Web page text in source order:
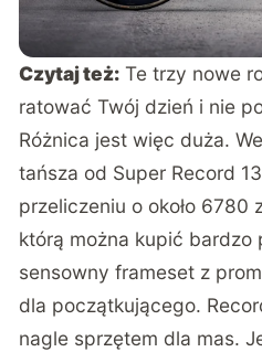
Czytaj też: Te trzy nowe
ratować Twój dzień i nie
Różnica jest więc duża.
tańsza od Super Record
przeliczeniu o około 6780
którą można kupić bardzo
sensowny frameset z
dla początkującego.
nagle sprzętem dla mas.